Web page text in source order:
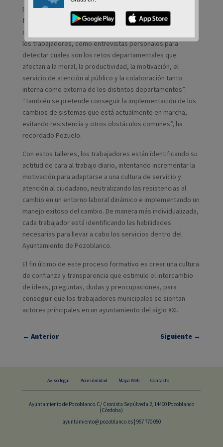
El concejal del área, Emiliano Pozuelo, ha explicado que “la
formación que se está impartiendo en estas semanas
contempla tanto los talleres grupales de motivación con
los trabajadores, como entrevistas personales para
detectar cuales son los retos departamentales que
afectan a la moral, la productividad, la motivación, el
servicio de atención al público y la colaboración tanto
interna como externa de los distintos departamentos”.
“También se pretende conseguir la implementación de los
cambios de sistemas que está actualmente en marcha,
evitando resistencia y otros obstáculos comunes”, ha
recordado Pozuelo.
Con estos talleres, los trabajadores están identificando su
actitud de cara al trabajo diario, intentando incrementar la
motivación para adaptarse a una cultura de servicio y
atención al ciudadano, neutralizando las resistencias al
cambio en un entorno laboral dinámico e implementando un
manejo exitoso del cambio. De manera más individualizada,
cada trabajador está identificando las habilidades
necesarias para llevar a cabo los servicios dentro del
Ayuntamiento de Pozoblanco.
El fin último de este proceso formativo es crear una cultura
de confianza y transparencia que estimule el intercambio
de ideas, preguntas, dudas y preocupaciones, para
conseguir que los trabajadores municipales se sientan
actores principales en un ayuntamiento del siglo XXI.
← Anterior Siguiente →
Aviso legal Accesibilidad Mapa Web Contacto
Ayuntamiento de Pozoblanco.C/ Cronista Sepúlveda 2, 14400 Pozoblanco
(Córdoba)
ayuntamiento@pozoblanco.es | 957 770 050